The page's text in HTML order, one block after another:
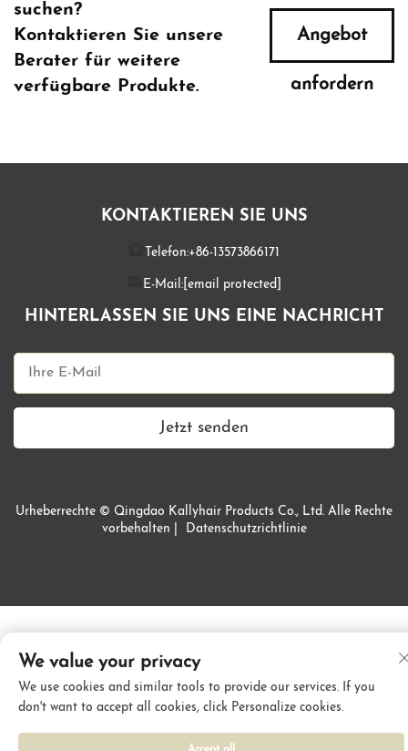
suchen?
Kontaktieren Sie unsere
Berater für weitere
verfügbare Produkte.
Angebot
anfordern
KONTAKTIEREN SIE UNS
Telefon:+86-13573866171
E-Mail: [email protected]
HINTERLASSEN SIE UNS EINE NACHRICHT
Jetzt senden
Urheberrechte © Qingdao Kallyhair Products Co., Ltd. Alle Rechte
vorbehalten |
Datenschutzrichtlinie
We value your privacy
We use cookies and similar tools to provide our services. If you
don't want to accept all cookies, click Personalize cookies.